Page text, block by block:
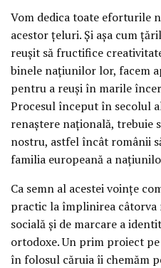
Vom dedica toate eforturile
acestor ţeluri. Şi aşa cum
reuşit să fructifice
binele naţiunilor lor, facem
pentru a reuşi în marile
Procesul început în secolul
renaştere naţională, trebuie
nostru, astfel încât românii
familia europeană a
Ca semn al acestei voinţe
practic la împlinirea câtorva
socială şi de marcare a
ortodoxe. Un prim proiect
în folosul căruia îi chemăm